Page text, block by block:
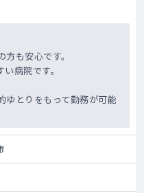
も安心です。
病院です。
ゆとりをもって勤務が可能